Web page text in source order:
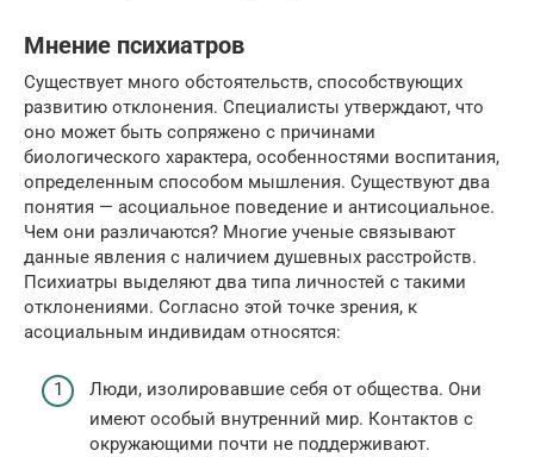
Мнение психиатров
Существует много обстоятельств, способствующих
развитию отклонения. Специалисты утверждают, что
оно может быть сопряжено с причинами
биологического характера, особенностями воспитания,
определенным способом мышления. Существуют два
понятия — асоциальное поведение и антисоциальное.
Чем они различаются? Многие ученые связывают
данные явления с наличием душевных расстройств.
Психиатры выделяют два типа личностей с такими
отклонениями. Согласно этой точке зрения, к
асоциальным индивидам относятся:
Люди, изолировавшие себя от общества. Они
имеют особый внутренний мир. Контактов с
окружающими почти не поддерживают.